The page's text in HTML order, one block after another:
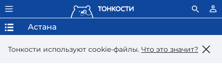
Тонкости используют сookie-файлы. Что это значит?
Астана